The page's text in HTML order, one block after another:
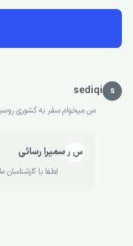
s
sediqi
من میخوام سفر به کشوری
س رسمیرا رسائی
لطفا با کارشناسان